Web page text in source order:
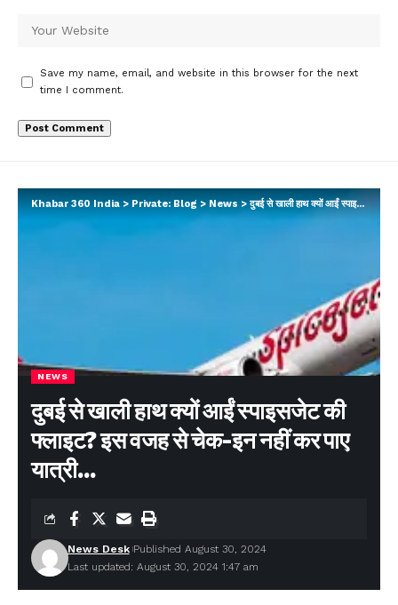
Save my name, email, and website in this browser for the next
time I comment.
Khabar 360 India > Private: Blog > News >दुबई से खाली हाथ क्यों आईं स्पाइसजेट की फ्लाइट? इस वजह से चेक-इन नहीं कर पाए यात्री…
NEWS
दुबई से खाली हाथ क्यों आईं स्पाइसजेट की
फ्लाइट? इस वजह से चेक-इन नहीं कर पाए
यात्री…
Last updated: August 30, 2024 1:47 am
News Desk Published August 30, 2024